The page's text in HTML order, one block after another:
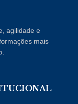
agilidade e
mais